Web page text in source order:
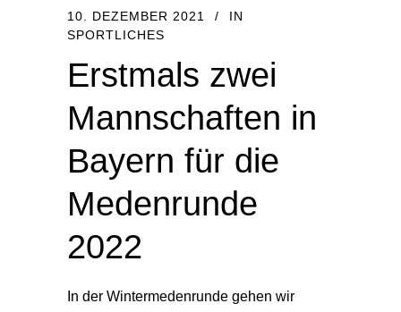
10. DEZEMBER 2021
IN
SPORTLICHES
Erstmals zwei
Mannschaften in
Bayern für die
Medenrunde
2022
In der Wintermedenrunde gehen wir